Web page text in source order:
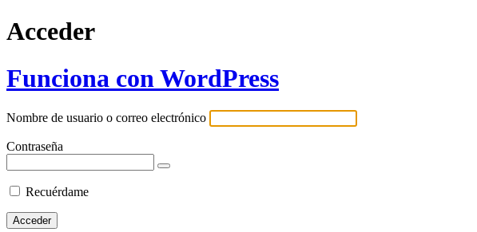
Acceder
Funciona con WordPress
Nombre de usuario o correo electrónico
Contraseña
Recuérdame